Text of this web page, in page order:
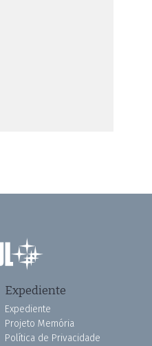
Expediente
Expediente
Projeto Memória
Política de Privacidade